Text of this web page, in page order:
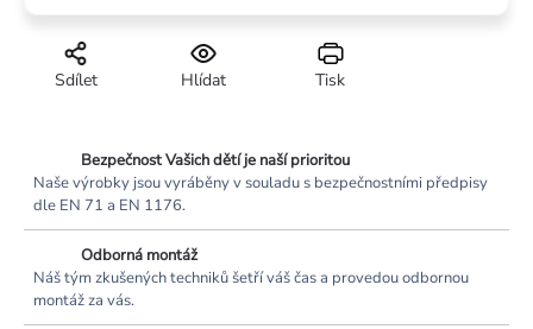
Tisk
Hlídat
Sdílet
Bezpečnost Vašich dětí je naší prioritou
Naše výrobky jsou vyráběny v souladu s bezpečnostními předpisy
dle EN 71 a EN 1176.
Odborná montáž
Náš tým zkušených techniků šetří váš čas a provedou odbornou
montáž za vás.